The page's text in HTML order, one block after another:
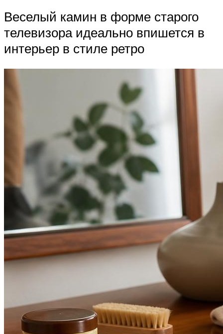
Веселый камин в форме старого
телевизора идеально впишется в
интерьер в стиле ретро